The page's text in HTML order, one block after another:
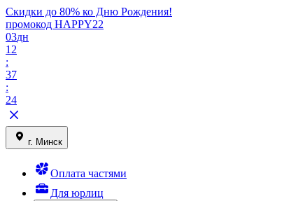
Скидки до 80% ко Дню Рождения!
промокод HAPPY22
03дн
12
:
37
:
24
г. Минск
Оплата частями
Для юрлиц